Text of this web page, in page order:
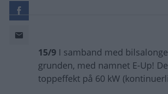
15/9 I samband med
grunden, med namnet E-Up!
toppeffekt på 60 kW